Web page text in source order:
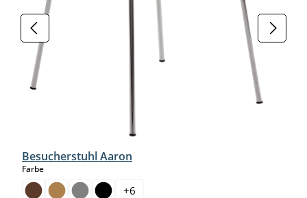
Besucherstuhl Aaron
Farbeauswählen
+6